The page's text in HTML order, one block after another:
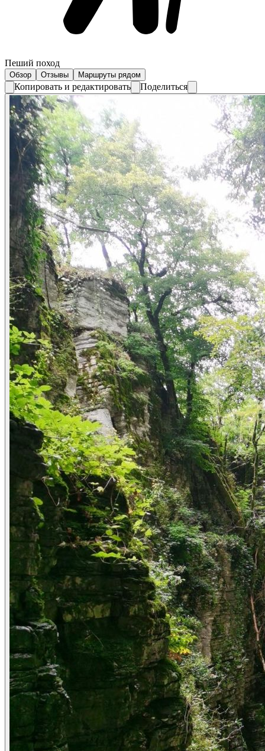
Пеший поход
Обзор Отзывы Маршруты рядом
Копировать и редактировать Поделиться